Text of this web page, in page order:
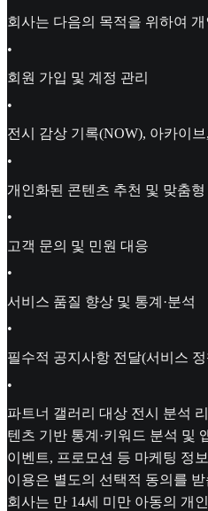
회사는 다음의 목적을 위하여
•
회원 가입 및 계정 관리
•
전시 감상 기록(NOW), 아카이
•
개인화된 콘텐츠 추천 및 맞춤
•
고객 문의 및 민원 대응
•
서비스 품질 향상 및 통계·분석
•
필수적 공지사항 전달(서비스
•
파트너 갤러리 대상 전시 분석
텐츠 기반 통계·키워드 분석 및
이벤트, 프로모션 등 마케팅 정
이용은 별도의 선택적 동의를
회사는 만 14세 미만 아동의 개